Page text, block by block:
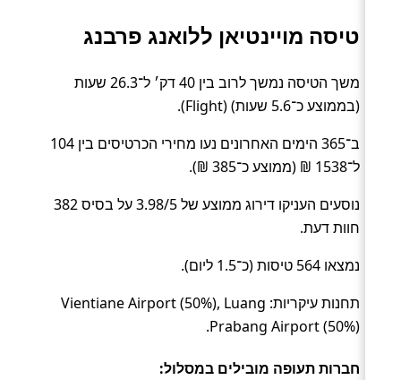
טיסה מויינטיאן ללואנג פרבנג
משך הטיסה נמשך לרוב בין 40 דק׳ ל־26.3 שעות
(בממוצע כ־5.6 שעות) (Flight).
ב־365 הימים האחרונים נעו מחירי הכרטיסים בין 104
ל־1538 ₪ (ממוצע כ־385 ₪).
נוסעים העניקו דירוג ממוצע של 3.98/5 על בסיס 382
חוות דעת.
נמצאו 564 טיסות (כ־1.5 ליום).
תחנות עיקריות: Vientiane Airport (50%), Luang
Prabang Airport (50%).
חברות תעופה מובילים במסלול: